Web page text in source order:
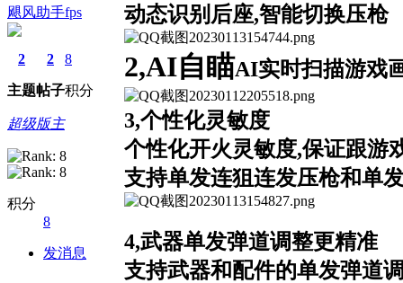
飓风助手fps
2
主题
2
帖子
8
积分
超级版主
积分
8
发消息
动态识别后座,智能切换压枪
2,AI自瞄AI实时扫描游戏
3,个性化灵敏度
个性化开火灵敏度,保证跟游
支持单发连狙连发压枪和单
4,武器单发弹道调整更精准
支持武器和配件的单发弹道